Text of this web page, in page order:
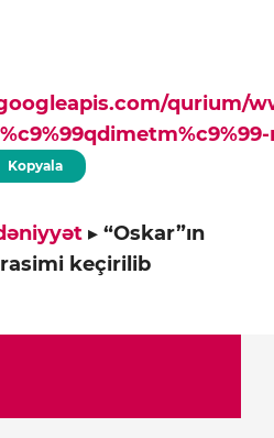
qurium/
Kopyala
▸ “Oskar”ın
keçirilib